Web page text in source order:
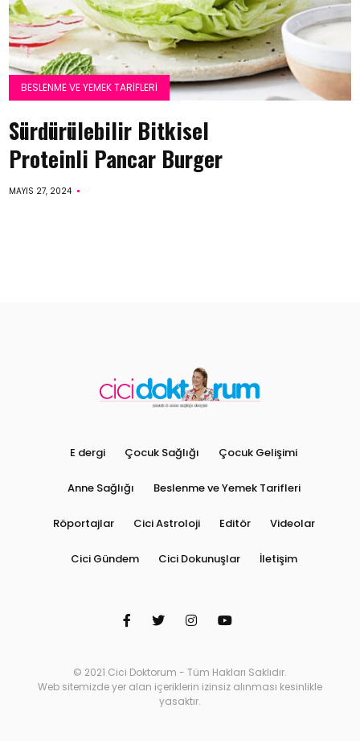
BESLENME VE YEMEK TARIFLERI
Sürdürülebilir Bitkisel
Proteinli Pancar Burger
MAYIS 27, 2024
E dergi Çocuk Sağlığı Çocuk Gelişimi
Anne Sağlığı Beslenme ve Yemek Tarifleri
Röportajlar Cici Astroloji Editör Videolar
Cici Gündem Cici Dokunuşlar İletişim
© 2021 Cici Doktorum - Tüm Hakları Saklıdır.
Web sitemizde yer alan içeriklerin izinsiz alınması kesinlikle
yasaktır.